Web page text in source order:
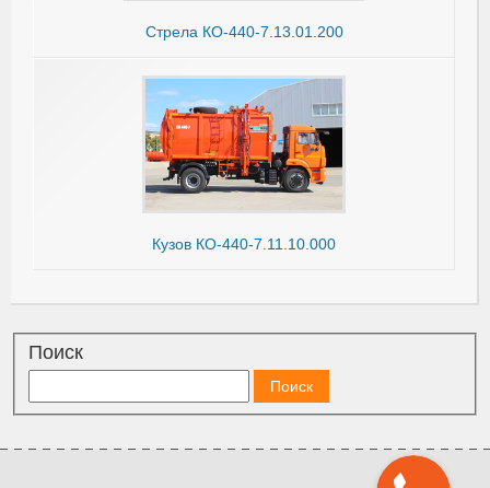
Стрела КО-440-7.13.01.200
Кузов КО-440-7.11.10.000
Поиск